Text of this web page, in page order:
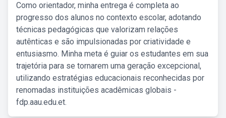
Como orientador, minha entrega é completa ao
progresso dos alunos no contexto escolar, adotando
técnicas pedagógicas que valorizam relações
autênticas e são impulsionadas por criatividade e
entusiasmo. Minha meta é guiar os estudantes em sua
trajetória para se tornarem uma geração excepcional,
utilizando estratégias educacionais reconhecidas por
renomadas instituições acadêmicas globais -
fdp.aau.edu.et.